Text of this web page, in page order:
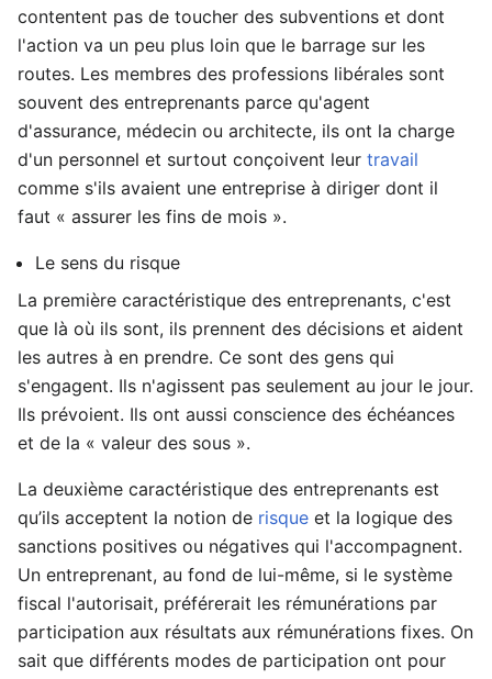
contentent pas de toucher des subventions et dont
l'action va un peu plus loin que le barrage sur les
routes. Les membres des professions libérales sont
souvent des entreprenants parce qu'agent
d'assurance, médecin ou architecte, ils ont la charge
d'un personnel et surtout conçoivent leur travail
comme s'ils avaient une entreprise à diriger dont il
faut « assurer les fins de mois ».
Le sens du risque
La première caractéristique des entreprenants, c'est
que là où ils sont, ils prennent des décisions et aident
les autres à en prendre. Ce sont des gens qui
s'engagent. Ils n'agissent pas seulement au jour le jour.
Ils prévoient. Ils ont aussi conscience des échéances
et de la « valeur des sous ».
La deuxième caractéristique des entreprenants est
qu’ils acceptent la notion de risque et la logique des
sanctions positives ou négatives qui l'accompagnent.
Un entreprenant, au fond de lui-même, si le système
fiscal l'autorisait, préférerait les rémunérations par
participation aux résultats aux rémunérations fixes. On
sait que différents modes de participation ont pour